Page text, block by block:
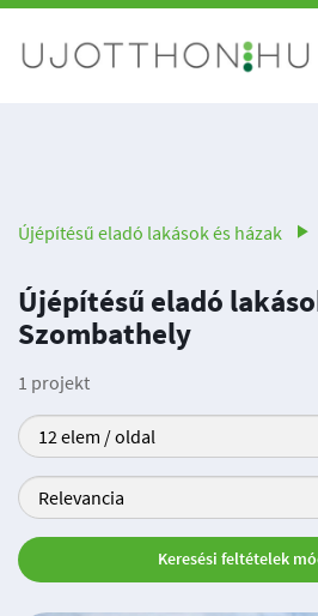
Újépítésű eladó lakások és házak
Újépítésű eladó
Szombathely
1 projekt
Keresési feltételek